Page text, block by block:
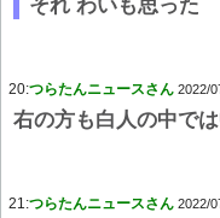
それ わいも思った
20:つらたんニュースさん 2022/
右の方も白人の中で
21:つらたんニュースさん 2022/